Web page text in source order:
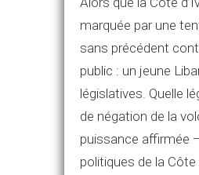
marquée par une
sans précédent
public : un jeune
législatives. Quelle
de négation de la
puissance affirmée
politiques de la Côte